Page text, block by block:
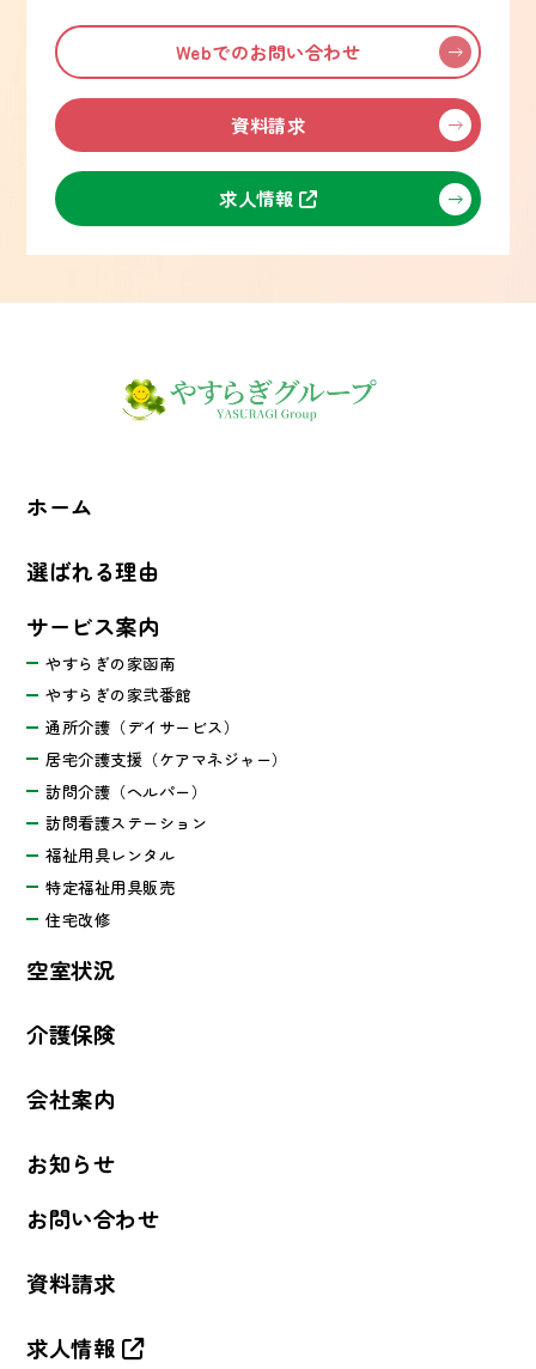
Webでのお問い合わせ
資料請求
求人情報
ホーム
選ばれる理由
サービス案内
やすらぎの家函南
やすらぎの家弐番館
通所介護（デイサービス）
居宅介護支援（ケアマネジャー）
訪問介護（ヘルパー）
訪問看護ステーション
福祉用具レンタル
特定福祉用具販売
住宅改修
空室状況
介護保険
会社案内
お知らせ
お問い合わせ
資料請求
求人情報